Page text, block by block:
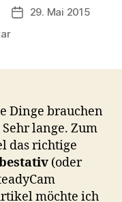
Beitragsdatum
29. Mai 2015
zu
–
Aller
guten
Dinge
sind
drei
oder
Dinge brauchen
lange. Zum
das richtige
(oder
möchte ich